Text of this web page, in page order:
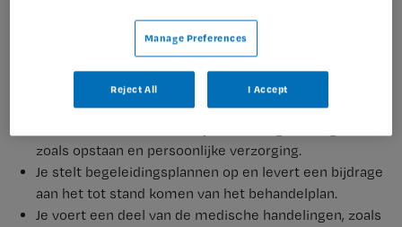
Passende werkomgeving voor jou
dagelijkse levensverrichtingen- (ADL-) en somatische
zoals opstaan en persoonlijke verzorging.
Je stelt begeleidingsplannen op en levert een bijdrage
aan het tot stand komen van het behandelplan.
Je voert een deel van de medische handelingen, zoals
Manage Preferences
Reject All I Accept